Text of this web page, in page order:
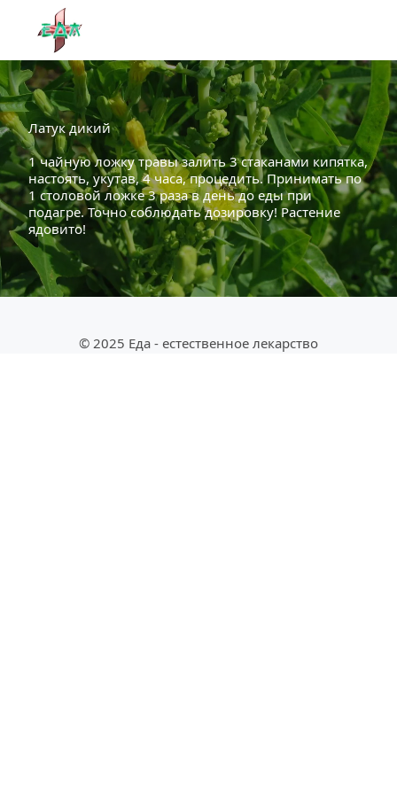
Латук дикий
1 чайную ложку травы залить 3 стаканами кипятка,
настоять, укутав, 4 часа, процедить. Принимать по
1 столовой ложке 3 раза в день до еды при
подагре. Точно соблюдать дозировку! Растение
ядовито!
© 2025 Еда - естественное лекарство